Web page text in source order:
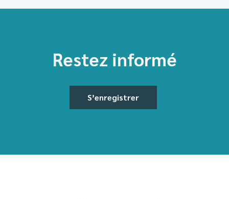
Restez informé
S’enregistrer